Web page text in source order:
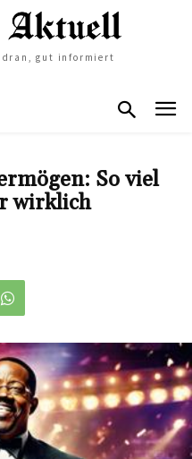
dran, gut informiert
So viel
wirklich